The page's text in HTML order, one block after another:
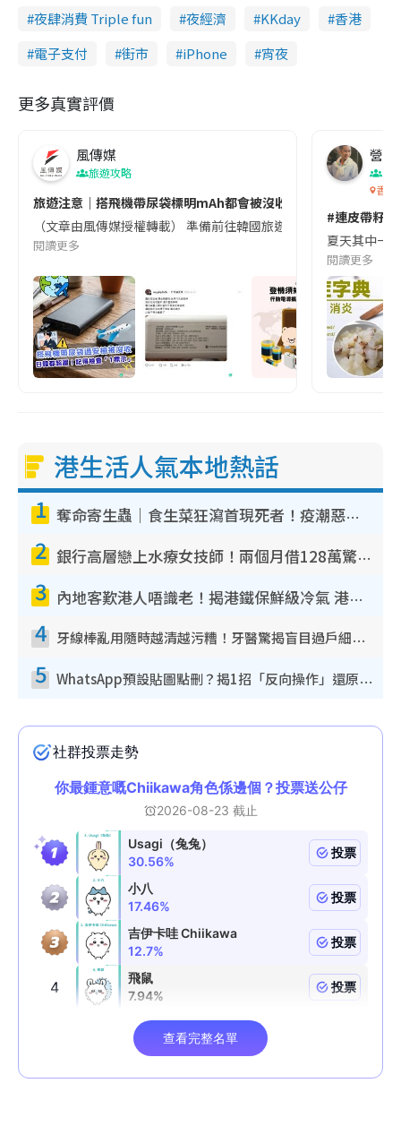
夜肆消費 Triple fun 夜經濟 KKday
香港
電子支付
街市 iPhone 宵夜
更多真實評價
風傳媒
旅遊攻略
旅遊注意｜搭飛機帶尿袋標明mAh都會被沒收😱出發前切記檢查
（文章由風傳媒授權轉載） 準備前往韓國旅遊的民眾，近期要
閱讀更多
營養
香港
#連皮帶籽
夏天其中一
閱讀更多
港生活人氣本地熱話
1 奪命寄生蟲｜食生菜狂瀉首現死者！疫潮惡化錄1.8萬宗病例 揭洗菜3大謬誤
2 銀行高層戀上水療女技師！兩個月借128萬驚覺「沉船」沉落火海 揭背後疑似邪教操控賣淫
3 內地客歎港人唔識老！揭港鐵保鮮級冷氣 港人求放過：咪投訴
4 牙線棒亂用隨時越清越污糟！牙醫驚揭盲目過戶細菌恐致蛀牙：呢種先係日常真保養
5 WhatsApp預設貼圖點刪？揭1招「反向操作」還原簡潔介面 附3步實測教學